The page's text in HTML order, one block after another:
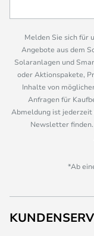
Melden Sie sich für
Angebote aus dem
Solaranlagen und
oder Aktionspakete,
Inhalte von
Anfragen für
Abmeldung ist
Newsletter
*Ab